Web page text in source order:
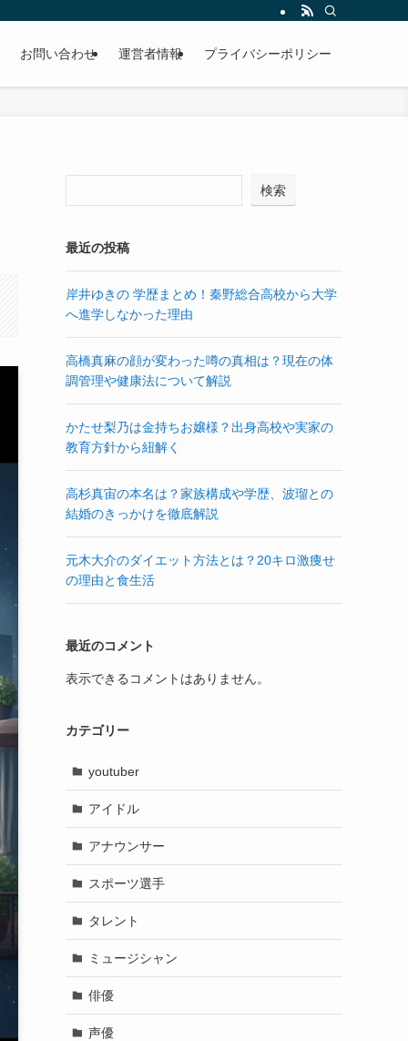
お問い合わせ 運営者情報 プライバシーポリシー
検索
最近の投稿
岸井ゆきの 学歴まとめ！秦野総合高校から大学
へ進学しなかった理由
高橋真麻の顔が変わった噂の真相は？現在の体
調管理や健康法について解説
かたせ梨乃は金持ちお嬢様？出身高校や実家の
教育方針から紐解く
高杉真宙の本名は？家族構成や学歴、波瑠との
結婚のきっかけを徹底解説
元木大介のダイエット方法とは？20キロ激痩せ
の理由と食生活
最近のコメント
表示できるコメントはありません。
カテゴリー
youtuber
アイドル
アナウンサー
スポーツ選手
タレント
ミュージシャン
俳優
声優